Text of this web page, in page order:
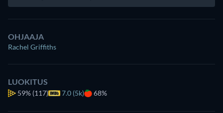
OHJAAJA
Rachel Griffiths
LUOKITUS
59% (117) 7.0 (5k) 68%